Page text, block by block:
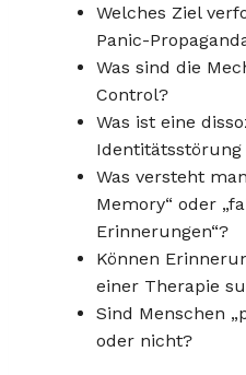
Welches Ziel
Panic-
Was sind die
Control?
Was ist eine
Identitätsstörung
Was versteht
Memory“ oder
Erinnerungen“?
Können
einer Therapie
Sind Menschen
oder nicht?